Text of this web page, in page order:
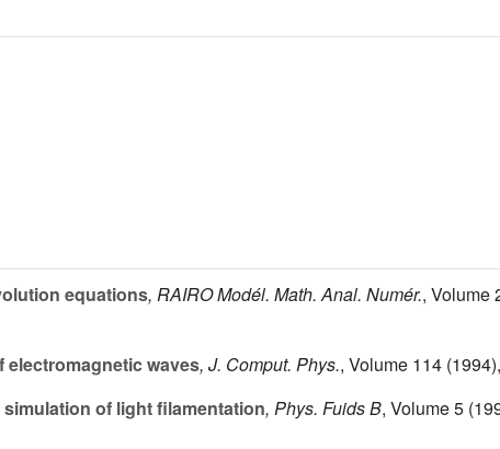
equations, RAIRO Modél. Math. Anal. Numér., Volume
waves, J. Comput. Phys., Volume 114
of light filamentation, Phys. Fuids B, Volume 5